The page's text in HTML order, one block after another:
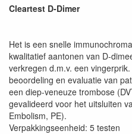
Cleartest D-Dimer
Het is een snelle
kwalitatief aantonen van D-
verkregen d.m.v. een
beoordeling en evaluatie van
een diep-veneuze trombose
gevalideerd voor het uitsluiten
Embolism, PE).
Verpakkingseenheid: 5 testen